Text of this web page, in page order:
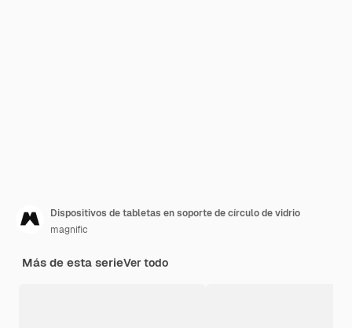
Dispositivos de tabletas en soporte de círculo de vidrio
magnific
Más de esta serieVer todo